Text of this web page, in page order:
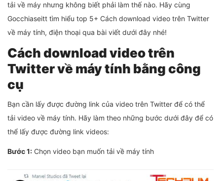
tải về máy nhưng không biết phải làm thế nào. Hãy cùng
Gocchiaseitt tìm hiểu top 5+ Cách download video trên Twitter
về máy tính, điện thoại qua bài viết dưới đây nhé!
Cách download video trên
Twitter về máy tính bằng công
cụ
Bạn cần lấy được đường link của video trên Twitter để có thể
tải video về máy tính. Hãy làm theo những bước dưới đây để có
thể lấy được đường link videos:
Bước 1: Chọn video bạn muốn tải về máy tính